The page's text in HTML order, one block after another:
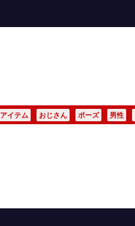
アイテム おじさん ポーズ 男性